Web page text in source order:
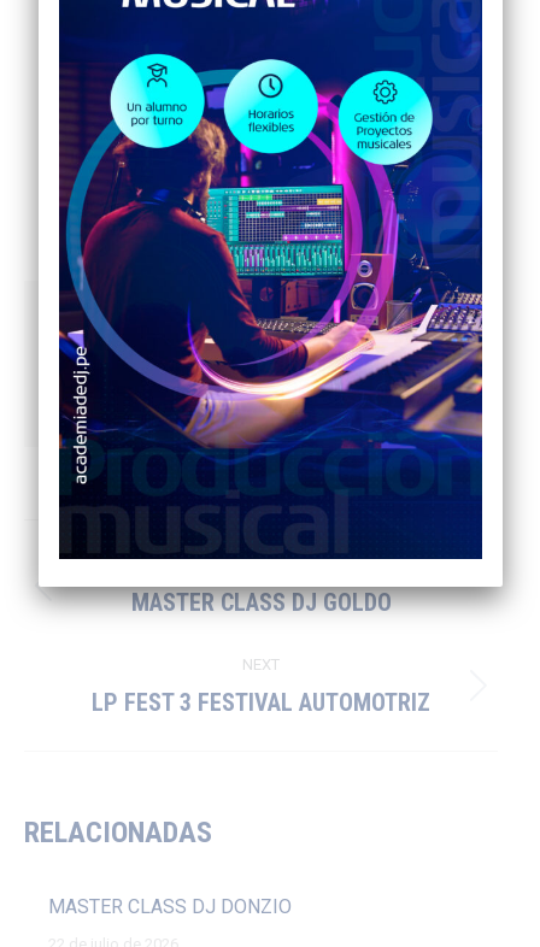
COMPARTIR
Author:BLUE DIGITAL
Contenido digital y de
entretenimiento.
PREVIOUS
MASTER CLASS DJ GOLDO
NEXT
LP FEST 3 FESTIVAL AUTOMOTRIZ
RELACIONADAS
MASTER CLASS DJ DONZIO